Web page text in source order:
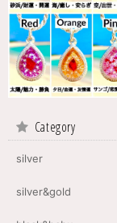
Category
silver
silver&gold